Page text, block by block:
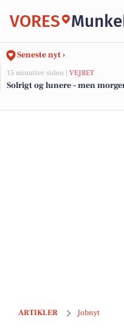
VORES
Seneste nyt ›
15 minutter siden | VEJRET
Solrigt og lunere - men
ARTIKLER Jobnyt
Fleksibel